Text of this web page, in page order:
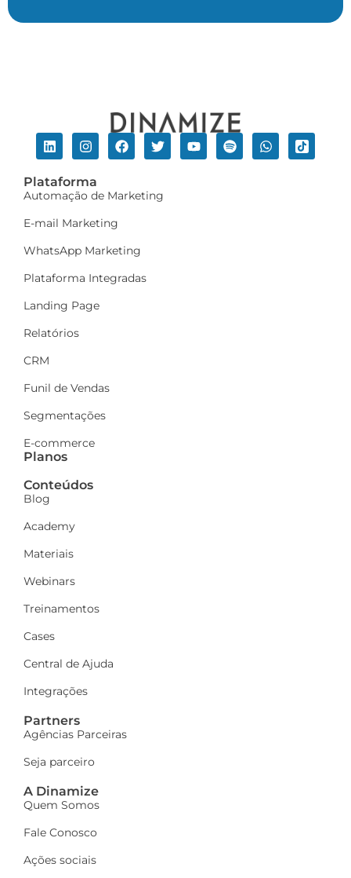
Plataforma
Automação de Marketing
E-mail Marketing
WhatsApp Marketing
Plataforma Integradas
Landing Page
Relatórios
CRM
Funil de Vendas
Segmentações
E-commerce
Planos
Conteúdos
Blog
Academy
Materiais
Webinars
Treinamentos
Cases
Central de Ajuda
Integrações
Partners
Agências Parceiras
Seja parceiro
A Dinamize
Quem Somos
Fale Conosco
Ações sociais